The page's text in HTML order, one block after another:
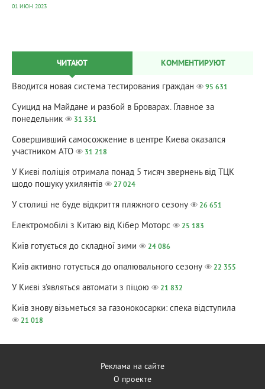
01 ИЮН 2023
ЧИТАЮТ КОММЕНТИРУЮТ
Вводится новая система тестирования граждан 95 631
Суицид на Майдане и разбой в Броварах. Главное за
понедельник
31 331
Совершивший самосожжение в центре Киева оказался
участником АТО
31 218
У Києві поліція отримала понад 5 тисяч звернень від ТЦК
щодо пошуку ухилянтів
27 024
У столиці не буде відкриття пляжного сезону 26 651
Електромобілі з Китаю від Кібер Моторс 25 183
Київ готується до складної зими 24 086
Київ активно готується до опалювального сезону 22 355
У Києві з’являться автомати з піцою 21 832
Київ знову візьметься за газонокосарки: спека відступила
21 018
Реклама на сайте
О проекте